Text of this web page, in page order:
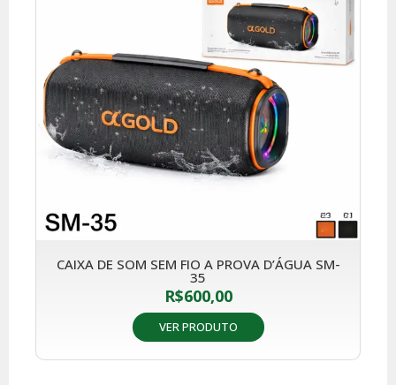
CAIXA DE SOM SEM FIO A PROVA D’ÁGUA SM-
35
R$600,00
VER PRODUTO